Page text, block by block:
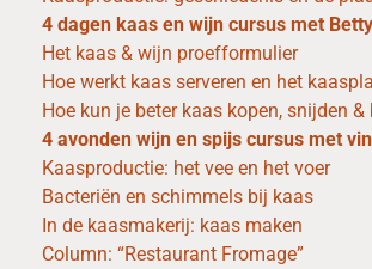
4 dagen kaas en wijn cursus met
Het kaas & wijn proefformulier
Hoe werkt kaas serveren en het
Hoe kun je beter kaas kopen, snijden &
4 avonden wijn en spijs cursus met
Kaasproductie: het vee en het voer
Bacteriën en schimmels bij kaas
In de kaasmakerij: kaas maken
Column: “Restaurant Fromage”